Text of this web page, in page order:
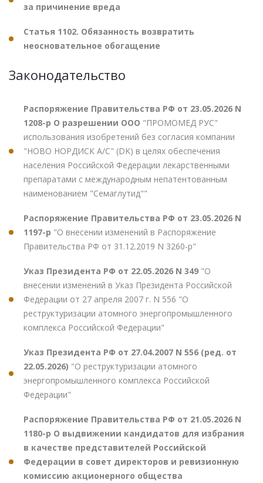
за причинение вреда
Статья 1102. Обязанность возвратить
неосновательное обогащение
Законодательство
Распоряжение Правительства РФ от 23.05.2026 N
1208-р О разрешении ООО "ПРОМОМЕД РУС"
использования изобретений без согласия компании
"НОВО НОРДИСК А/С" (DK) в целях обеспечения
населения Российской Федерации лекарственными
препаратами с международным непатентованным
наименованием "Семаглутид""
Распоряжение Правительства РФ от 23.05.2026 N
1197-р "О внесении изменений в Распоряжение
Правительства РФ от 31.12.2019 N 3260-р"
Указ Президента РФ от 22.05.2026 N 349 "О
внесении изменений в Указ Президента Российской
Федерации от 27 апреля 2007 г. N 556 "О
реструктуризации атомного энергопромышленного
комплекса Российской Федерации"
Указ Президента РФ от 27.04.2007 N 556 (ред. от
22.05.2026) "О реструктуризации атомного
энергопромышленного комплекса Российской
Федерации"
Распоряжение Правительства РФ от 21.05.2026 N
1180-р О выдвижении кандидатов для избрания
в качестве представителей Российской
Федерации в совет директоров и ревизионную
комиссию акционерного общества